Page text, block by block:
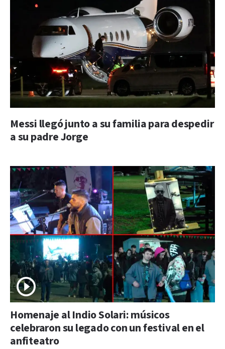
Messi llegó junto a su familia para despedir
a su padre Jorge
Homenaje al Indio Solari: músicos
celebraron su legado con un festival en el
anfiteatro